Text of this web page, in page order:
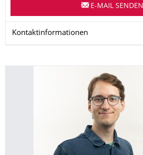
E-MAIL SENDEN
Kontaktinformationen